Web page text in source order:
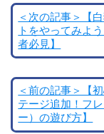
＜次の記事＞【
トをやってみよ
者必見】
＜前の記事＞【
テージ追加！フ
ー）の遊び方】